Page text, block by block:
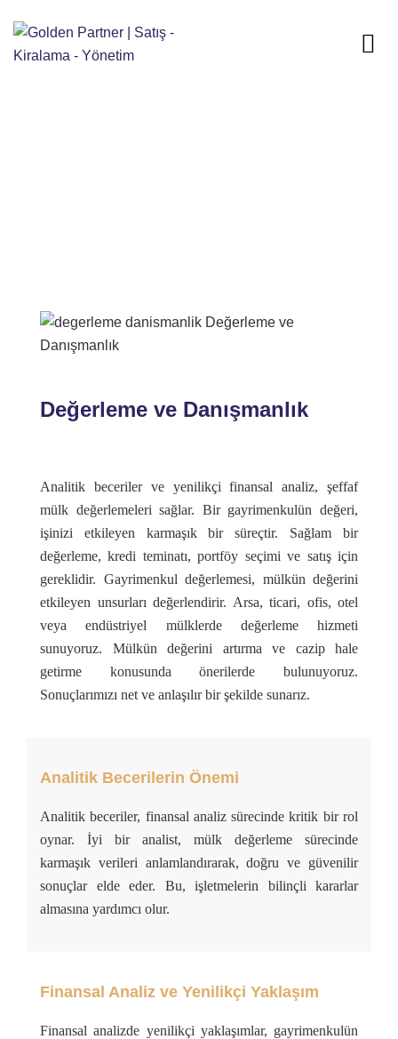
Değerleme ve Danışmanlık
Analitik beceriler ve yenilikçi finansal analiz, şeffaf
mülk değerlemeleri sağlar. Bir gayrimenkulün değeri,
işinizi etkileyen karmaşık bir süreçtir. Sağlam bir
değerleme, kredi teminatı, portföy seçimi ve satış için
gereklidir. Gayrimenkul değerlemesi, mülkün değerini
etkileyen unsurları değerlendirir. Arsa, ticari, ofis, otel
veya endüstriyel mülklerde değerleme hizmeti
sunuyoruz. Mülkün değerini artırma ve cazip hale
getirme konusunda önerilerde bulunuyoruz.
Sonuçlarımızı net ve anlaşılır bir şekilde sunarız.
Analitik Becerilerin Önemi
Analitik beceriler, finansal analiz sürecinde kritik bir rol
oynar. İyi bir analist, mülk değerleme sürecinde
karmaşık verileri anlamlandırarak, doğru ve güvenilir
sonuçlar elde eder. Bu, işletmelerin bilinçli kararlar
almasına yardımcı olur.
Finansal Analiz ve Yenilikçi Yaklaşım
Finansal analizde yenilikçi yaklaşımlar, gayrimenkulün